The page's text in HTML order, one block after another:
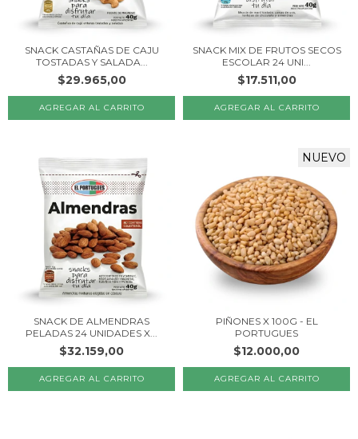
SNACK CASTAÑAS DE CAJU
TOSTADAS Y SALADA...
$29.965,00
SNACK MIX DE FRUTOS SECOS
ESCOLAR 24 UNI...
$17.511,00
SNACK DE ALMENDRAS
PELADAS 24 UNIDADES X...
$32.159,00
NUEVO
PIÑONES X 100G - EL
PORTUGUES
$12.000,00